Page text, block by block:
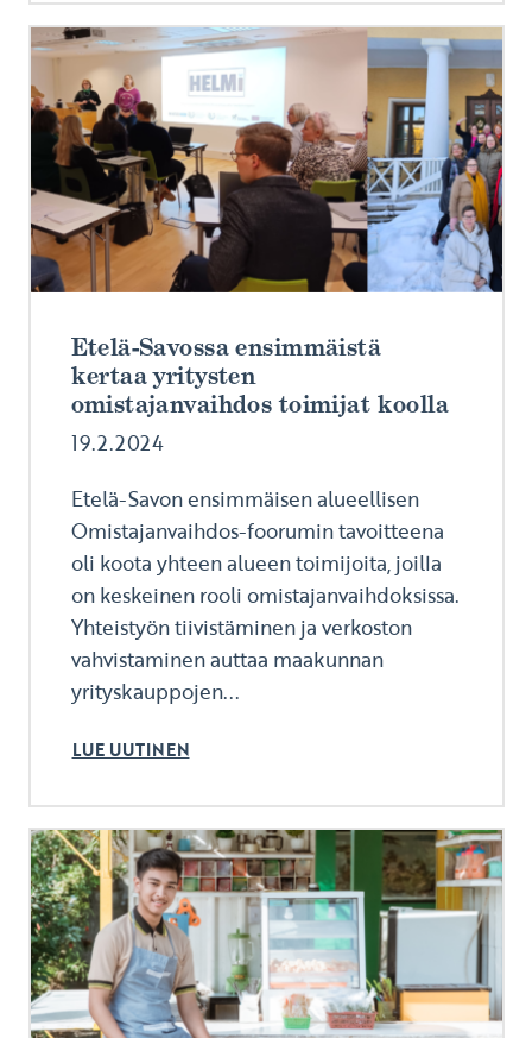
Etelä-Savossa ensimmäistä
kertaa yritysten
omistajanvaihdos toimijat koolla
19.2.2024
Etelä-Savon ensimmäisen alueellisen
Omistajanvaihdos-foorumin tavoitteena
oli koota yhteen alueen toimijoita, joilla
on keskeinen rooli omistajanvaihdoksissa.
Yhteistyön tiivistäminen ja verkoston
vahvistaminen auttaa maakunnan
yrityskauppojen...
LUE UUTINEN